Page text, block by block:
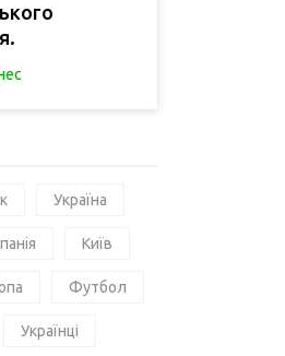
Україна
Київ
Футбол
Українці